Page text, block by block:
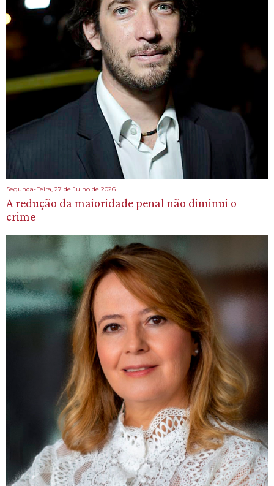
Segunda-Feira, 27 de Julho de 2026
A redução da maioridade penal não diminui o
crime